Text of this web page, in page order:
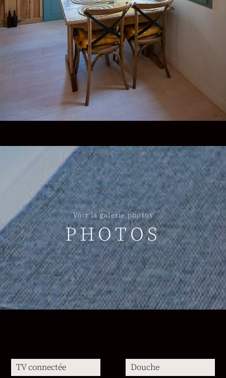
Voir la galerie photos
PHOTOS
TV connectée
Douche